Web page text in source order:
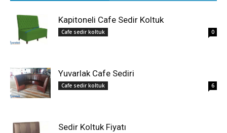
Kapitoneli Cafe Sedir Koltuk
Cafe sedir koltuk 0
Yuvarlak Cafe Sediri
Cafe sedir koltuk 6
Sedir Koltuk Fiyatı